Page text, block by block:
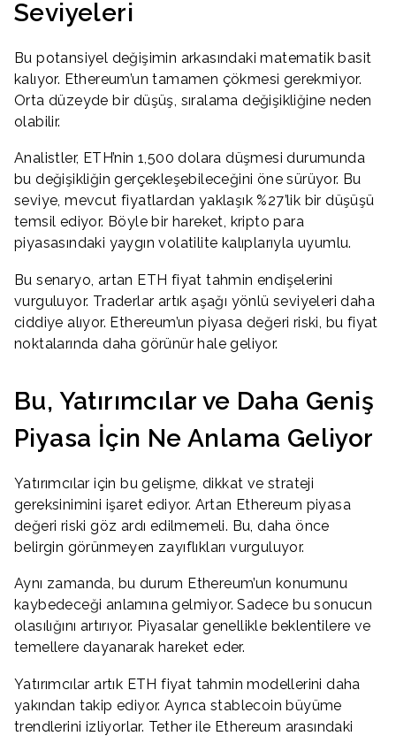
Seviyeleri
Bu potansiyel değişimin arkasındaki matematik basit
kalıyor. Ethereum’un tamamen çökmesi gerekmiyor.
Orta düzeyde bir düşüş, sıralama değişikliğine neden
olabilir.
Analistler, ETH’nin 1,500 dolara düşmesi durumunda
bu değişikliğin gerçekleşebileceğini öne sürüyor. Bu
seviye, mevcut fiyatlardan yaklaşık %27’lik bir düşüşü
temsil ediyor. Böyle bir hareket, kripto para
piyasasındaki yaygın volatilite kalıplarıyla uyumlu.
Bu senaryo, artan ETH fiyat tahmin endişelerini
vurguluyor. Traderlar artık aşağı yönlü seviyeleri daha
ciddiye alıyor. Ethereum’un piyasa değeri riski, bu fiyat
noktalarında daha görünür hale geliyor.
Bu, Yatırımcılar ve Daha Geniş
Piyasa İçin Ne Anlama Geliyor
Yatırımcılar için bu gelişme, dikkat ve strateji
gereksinimini işaret ediyor. Artan Ethereum piyasa
değeri riski göz ardı edilmemeli. Bu, daha önce
belirgin görünmeyen zayıflıkları vurguluyor.
Aynı zamanda, bu durum Ethereum’un konumunu
kaybedeceği anlamına gelmiyor. Sadece bu sonucun
olasılığını artırıyor. Piyasalar genellikle beklentilere ve
temellere dayanarak hareket eder.
Yatırımcılar artık ETH fiyat tahmin modellerini daha
yakından takip ediyor. Ayrıca stablecoin büyüme
trendlerini izliyorlar. Tether ile Ethereum arasındaki